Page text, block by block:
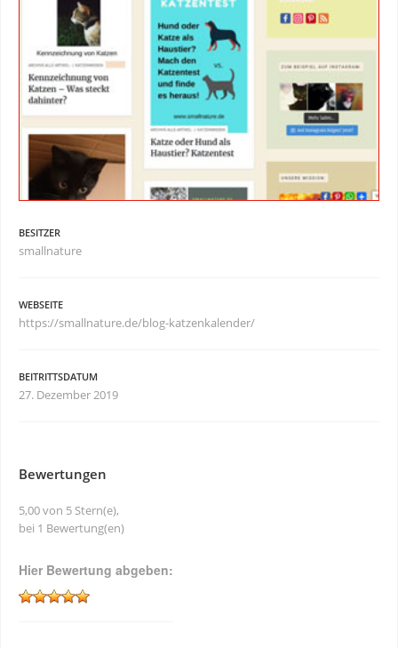
BESITZER
smallnature
WEBSEITE
https://smallnature.de/blog-katzenkalender/
BEITRITTSDATUM
27. Dezember 2019
Bewertungen
5,00 von 5 Stern(e),
bei 1 Bewertung(en)
Hier Bewertung abgeben: